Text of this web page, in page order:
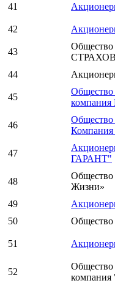
41
42
43
Общество
44
45
Общество
46
Общество
Компания
47
ГАРАНТ"
48
Общество
Жизни»
49
50
Общество
51
52
Общество